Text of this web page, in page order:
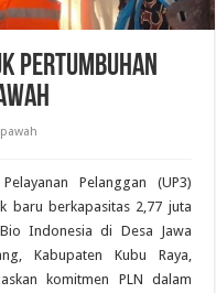
Pertumbuhan
Pelanggan (UP3)
baru berkapasitas 2,77 juta
Indonesia di Desa Jawa
Kabupaten Kubu Raya,
komitmen PLN dalam